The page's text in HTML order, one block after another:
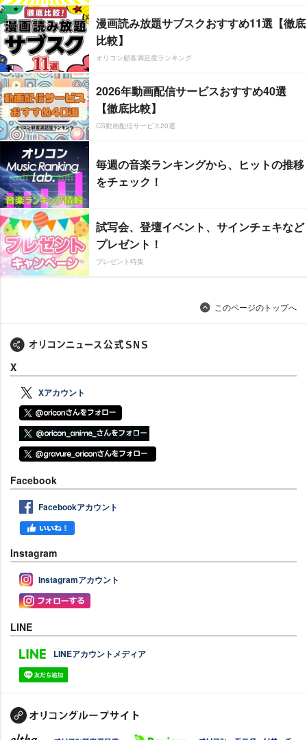
漫画読み放題サブスクおすすめ11選【徹底
比較】
オリコン顧客満足度ランキング
2026年動画配信サービスおすすめ40選
【徹底比較】
CS動画配信サービス20選
毎週の音楽ランキングから、ヒットの推移
をチェック！
試写会、登壇イベント、サインチェキなど
プレゼント！
プレゼント特集
このページのトップへ
X
Xアカウント
Facebook
Facebookアカウント
Instagram
Instagramアカウント
LINE
LINEアカウントメディア